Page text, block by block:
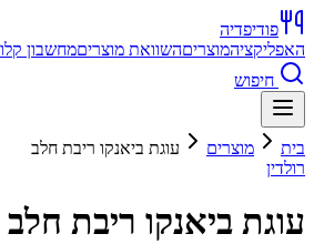
פודיפדיה
האפליקציהמוצריםהשוואת מוצריםמחשבון
חיפוש
בית מוצרים
עוגת ביאנקו ריבת חלב
רולדין
עוגת ביאנקו ריבת חלב